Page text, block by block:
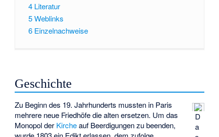
4 Literatur
5Weblinks
6 Einzelnachweise
Geschichte
D
a
Zu Beginn des 19. Jahrhunderts mussten in Paris
mehrere neue Friedhöfe die alten ersetzen. Um das
Monopol der Kircheauf Beerdigungen zu beenden,